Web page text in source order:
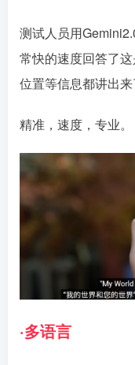
测试人员用
常快的速度回答了
位置等信息都讲出来
精准，速度，专业。
·多语言